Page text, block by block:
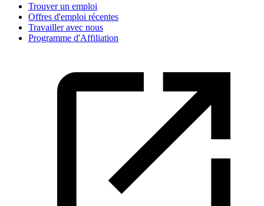
Trouver un emploi
Offres d'emploi récentes
Travailler avec nous
Programme d'Affiliation